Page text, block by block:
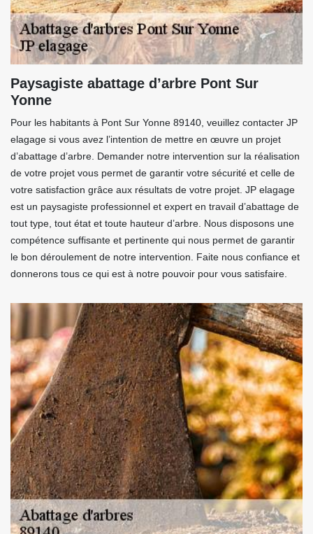
Paysagiste abattage d’arbre Pont Sur
Yonne
Pour les habitants à Pont Sur Yonne 89140, veuillez contacter JP
elagage si vous avez l’intention de mettre en œuvre un projet
d’abattage d’arbre. Demander notre intervention sur la réalisation
de votre projet vous permet de garantir votre sécurité et celle de
votre satisfaction grâce aux résultats de votre projet. JP elagage
est un paysagiste professionnel et expert en travail d’abattage de
tout type, tout état et toute hauteur d’arbre. Nous disposons une
compétence suffisante et pertinente qui nous permet de garantir
le bon déroulement de notre intervention. Faite nous confiance et
donnerons tous ce qui est à notre pouvoir pour vous satisfaire.